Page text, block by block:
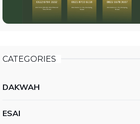
CATEGORIES
DAKWAH
ESAI